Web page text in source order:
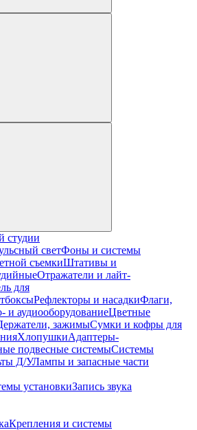
студии
светФоны и системы
съемкиШтативы и
Отражатели и лайт-
для
Рефлекторы и насадкиФлаги,
и аудиооборудованиеЦветные
зажимыСумки и кофры для
ХлопушкиАдаптеры-
подвесные системыСистемы
Д/УЛампы и запасные части
установкиЗапись звука
Крепления и системы